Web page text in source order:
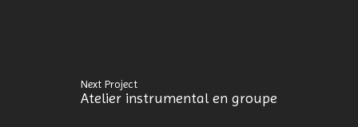
Next Project
Atelier instrumental en groupe